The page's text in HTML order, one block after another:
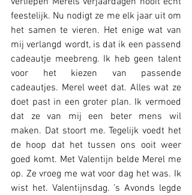
feestelijk. Nu nodigt ze me elk jaar uit om
het samen te vieren. Het enige wat van
mij verlangd wordt, is dat ik een passend
cadeautje meebreng. Ik heb geen talent
voor het kiezen van passende
cadeautjes. Merel weet dat. Alles wat ze
doet past in een groter plan. Ik vermoed
dat ze van mij een beter mens wil
maken. Dat stoort me. Tegelijk voedt het
de hoop dat het tussen ons ooit weer
goed komt. Met Valentijn belde Merel me
op. Ze vroeg me wat voor dag het was. Ik
wist het. Valentijnsdag. ’s Avonds legde